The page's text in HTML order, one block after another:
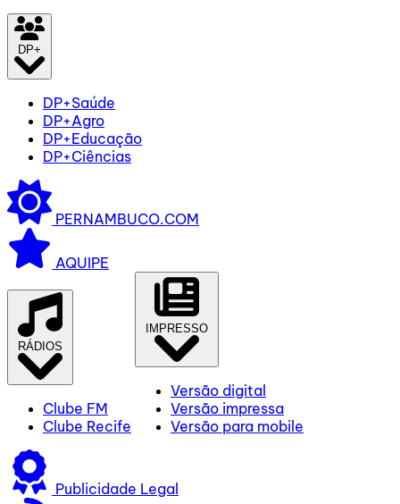
DP+
DP+Saúde
DP+Agro
DP+Educação
DP+Ciências
PERNAMBUCO.COM
AQUIPE
RÁDIOS
Clube FM
Clube Recife
IMPRESSO
Versão digital
Versão impressa
Versão para mobile
Publicidade Legal